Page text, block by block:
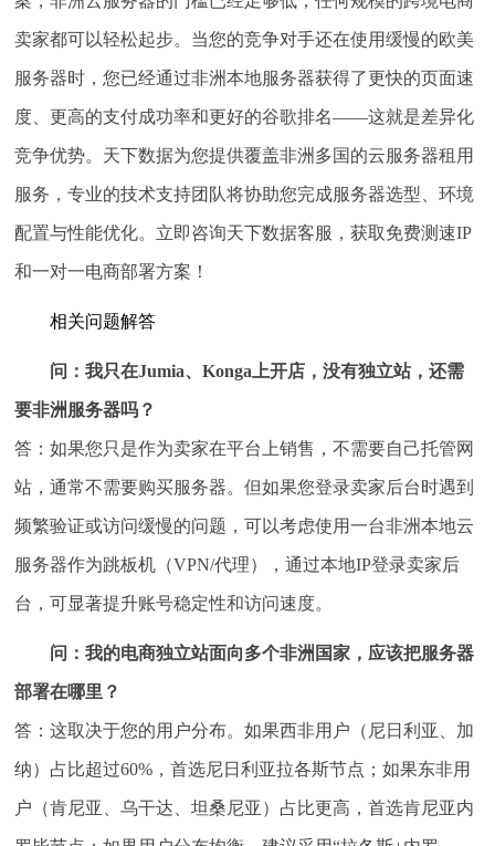
卖家都可以轻松起步。当您的竞争对手还在使用缓慢的欧美
服务器时，您已经通过非洲本地服务器获得了更快的页面速
度、更高的支付成功率和更好的谷歌排名——这就是差异化
竞争优势。天下数据为您提供覆盖非洲多国的云服务器租用
服务，专业的技术支持团队将协助您完成服务器选型、环境
配置与性能优化。立即咨询天下数据客服，获取免费测速IP
和一对一电商部署方案！
相关问题解答
问：我只在Jumia、Konga上开店，没有独立站，还需
要非洲服务器吗？
答：如果您只是作为卖家在平台上销售，不需要自己托管网
站，通常不需要购买服务器。但如果您登录卖家后台时遇到
频繁验证或访问缓慢的问题，可以考虑使用一台非洲本地云
服务器作为跳板机（VPN/代理），通过本地IP登录卖家后
台，可显著提升账号稳定性和访问速度。
问：我的电商独立站面向多个非洲国家，应该把服务器
部署在哪里？
答：这取决于您的用户分布。如果西非用户（尼日利亚、加
纳）占比超过60%，首选尼日利亚拉各斯节点；如果东非用
户（肯尼亚、乌干达、坦桑尼亚）占比更高，首选肯尼亚内